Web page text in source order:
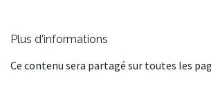
Plus d'informations
Ce contenu sera partagé sur toutes les